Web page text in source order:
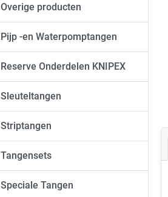
Overige producten
Pijp -en Waterpomptangen
Reserve Onderdelen KNIPEX
Sleuteltangen
Striptangen
Tangensets
Speciale Tangen